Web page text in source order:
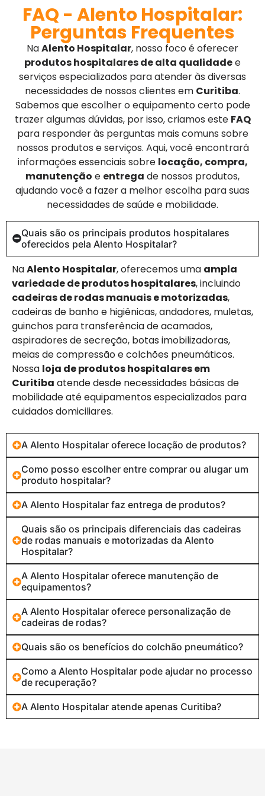
FAQ - Alento Hospitalar:
Perguntas Frequentes
NaAlento Hospitalar, nosso foco é oferecer
produtos hospitalares de alta qualidadee
serviços especializados para atender às diversas
necessidades de nossos clientes em Curitiba.
Sabemos que escolher o equipamento certo pode
trazer algumas dúvidas, por isso, criamos este FAQ
para responder às perguntas mais comuns sobre
nossos produtos e serviços. Aqui, você encontrará
informações essenciais sobre locação, compra,
manutenção e entrega de nossos produtos,
ajudando você a fazer a melhor escolha para suas
necessidades de saúde e mobilidade.
Quais são os principais produtos hospitalares
oferecidos pela Alento Hospitalar?
NaAlento Hospitalar, oferecemos uma ampla
variedade de produtos hospitalares, incluindo
cadeiras de rodas manuais e motorizadas,
cadeiras de banho e higiênicas, andadores, muletas,
guinchos para transferência de acamados,
aspiradores de secreção, botas imobilizadoras,
meias de compressão e colchões pneumáticos.
Nossa loja de produtos hospitalares em
Curitiba atende desde necessidades básicas de
mobilidade até equipamentos especializados para
cuidados domiciliares.
A Alento Hospitalar oferece locação de produtos?
Como posso escolher entre comprar ou alugar um
produto hospitalar?
A Alento Hospitalar faz entrega de produtos?
Quais são os principais diferenciais das cadeiras
de rodas manuais e motorizadas da Alento
Hospitalar?
A Alento Hospitalar oferece manutenção de
equipamentos?
A Alento Hospitalar oferece personalização de
cadeiras de rodas?
Quais são os benefícios do colchão pneumático?
Como a Alento Hospitalar pode ajudar no processo
de recuperação?
A Alento Hospitalar atende apenas Curitiba?